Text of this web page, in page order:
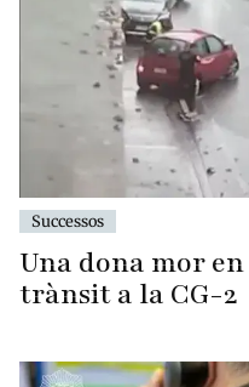
Successos
Una dona mor
trànsit a la CG-2